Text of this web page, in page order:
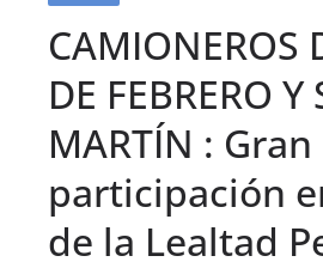
CAMIONEROS
DE FEBRERO Y
MARTÍN : Gran
participación
de la Lealtad